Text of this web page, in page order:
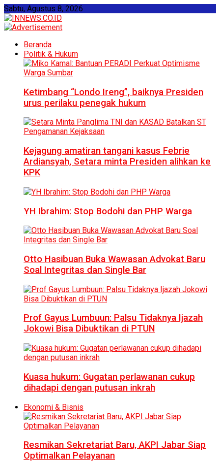
Sabtu, Agustus 8, 2026
Beranda
Politik & Hukum
Ketimbang “Londo Ireng”, baiknya Presiden
urus perilaku penegak hukum
Kejagung amatiran tangani kasus Febrie
Ardiansyah, Setara minta Presiden alihkan ke
KPK
YH Ibrahim: Stop Bodohi dan PHP Warga
Otto Hasibuan Buka Wawasan Advokat Baru
Soal Integritas dan Single Bar
Prof Gayus Lumbuun: Palsu Tidaknya Ijazah
Jokowi Bisa Dibuktikan di PTUN
Kuasa hukum: Gugatan perlawanan cukup
dihadapi dengan putusan inkrah
Ekonomi & Bisnis
Resmikan Sekretariat Baru, AKPI Jabar Siap
Optimalkan Pelayanan